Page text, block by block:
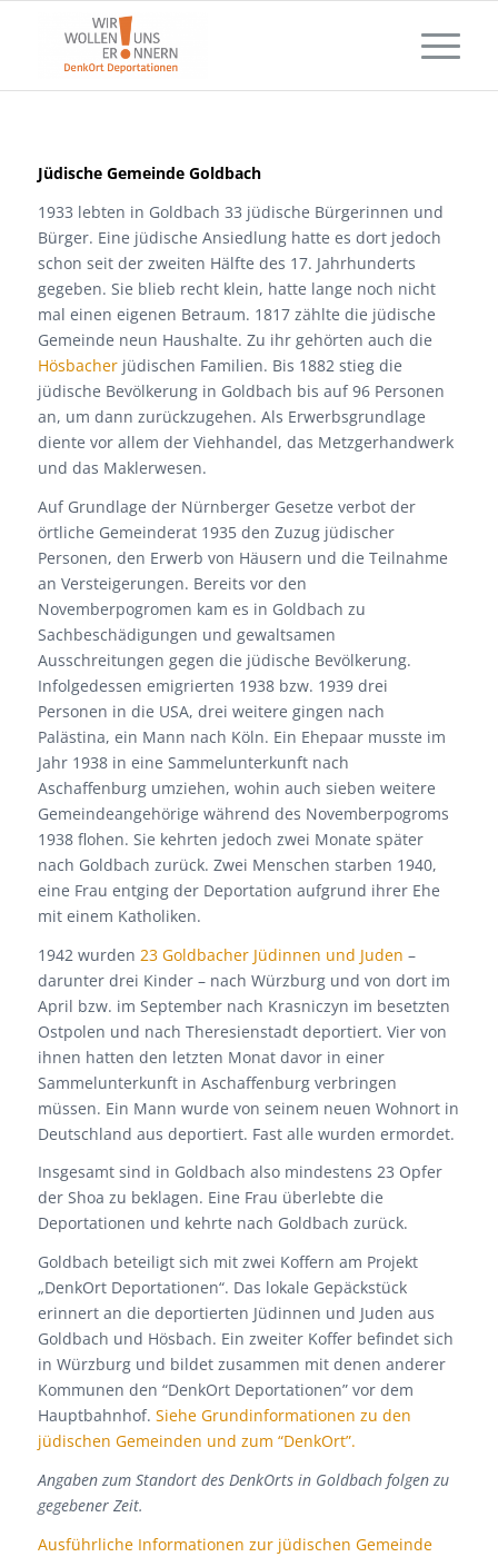
Jüdische Gemeinde Goldbach
1933 lebten in Goldbach 33 jüdische Bürgerinnen und
Bürger. Eine jüdische Ansiedlung hatte es dort jedoch
schon seit der zweiten Hälfte des 17. Jahrhunderts
gegeben. Sie blieb recht klein, hatte lange noch nicht
mal einen eigenen Betraum. 1817 zählte die jüdische
Gemeinde neun Haushalte. Zu ihr gehörten auch die
Hösbacherjüdischen Familien. Bis 1882 stieg die
jüdische Bevölkerung in Goldbach bis auf 96 Personen
an, um dann zurückzugehen. Als Erwerbsgrundlage
diente vor allem der Viehhandel, das Metzgerhandwerk
und das Maklerwesen.
Auf Grundlage der Nürnberger Gesetze verbot der
örtliche Gemeinderat 1935 den Zuzug jüdischer
Personen, den Erwerb von Häusern und die Teilnahme
an Versteigerungen. Bereits vor den
Novemberpogromen kam es in Goldbach zu
Sachbeschädigungen und gewaltsamen
Ausschreitungen gegen die jüdische Bevölkerung.
Infolgedessen emigrierten 1938 bzw. 1939 drei
Personen in die USA, drei weitere gingen nach
Palästina, ein Mann nach Köln. Ein Ehepaar musste im
Jahr 1938 in eine Sammelunterkunft nach
Aschaffenburg umziehen, wohin auch sieben weitere
Gemeindeangehörige während des Novemberpogroms
1938 flohen. Sie kehrten jedoch zwei Monate später
nach Goldbach zurück. Zwei Menschen starben 1940,
eine Frau entging der Deportation aufgrund ihrer Ehe
mit einem Katholiken.
1942 wurden 23 Goldbacher Jüdinnen und Juden –
darunter drei Kinder – nach Würzburg und von dort im
April bzw. im September nach Krasniczyn im besetzten
Ostpolen und nach Theresienstadt deportiert. Vier von
ihnen hatten den letzten Monat davor in einer
Sammelunterkunft in Aschaffenburg verbringen
müssen. Ein Mann wurde von seinem neuen Wohnort in
Deutschland aus deportiert. Fast alle wurden ermordet.
Insgesamt sind in Goldbach also mindestens 23 Opfer
der Shoa zu beklagen. Eine Frau überlebte die
Deportationen und kehrte nach Goldbach zurück.
Goldbach beteiligt sich mit zwei Koffern am Projekt
„DenkOrt Deportationen“. Das lokale Gepäckstück
erinnert an die deportierten Jüdinnen und Juden aus
Goldbach und Hösbach. Ein zweiter Koffer befindet sich
in Würzburg und bildet zusammen mit denen anderer
Kommunen den “DenkOrt Deportationen” vor dem
Hauptbahnhof. Siehe Grundinformationen zu den
jüdischen Gemeinden und zum “DenkOrt”.
Angaben zum Standort des DenkOrts in Goldbach folgen zu
gegebener Zeit.
Ausführliche Informationen zur jüdischen Gemeinde